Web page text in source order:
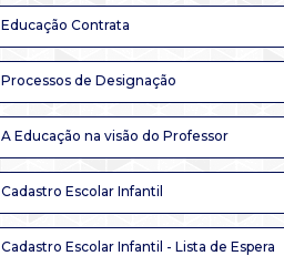
Educação Contrata
Processos de Designação
A Educação na visão do Professor
Cadastro Escolar Infantil
Cadastro Escolar Infantil - Lista de Espera